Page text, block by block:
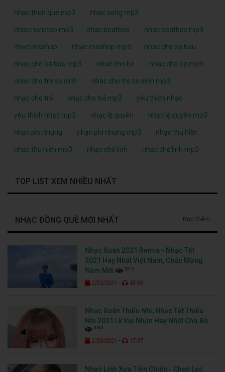
nhac thon que mp3 nhac song mp3
nhac nonstop mp3 nhac beatbox nhac beatbox mp3
nhạc mashup nhạc mashup mp3 nhac cho ba bau
nhac cho ba bau mp3 nhac cho be nhac cho be mp3
nhac cho tre so sinh nhac cho tre so sinh mp3
nhạc cho trẻ nhạc cho trẻ mp3 yêu thích nhạc
yêu thích nhạc mp3 nhạc lệ quyên nhạc lệ quyên mp3
nhạc phi nhung nhạc phi nhung mp3 nhạc thu hiền
nhạc thu hiền mp3 nhạc chế linh nhạc chế linh mp3
TOP LIST XEM NHIỀU NHẤT
NHẠC ĐỒNG QUÊ MỚI NHẤT Đọc thêm
Nhạc Xuân 2021 Remix - Nhạc Tết
2021 Hay Nhất Việt Nam, Chúc Mừng
Năm Mới
3315
2/23/2021 - 40:00
Nhạc Xuân Thiếu Nhi, Nhạc Tết Thiếu
Nhi 2021 Lk Vui Nhộn Hay Nhất Cho Bé
3661
2/20/2021 - 17:07
Nhạc Lính Xưa Tiền Chiến - Chọn Lọc